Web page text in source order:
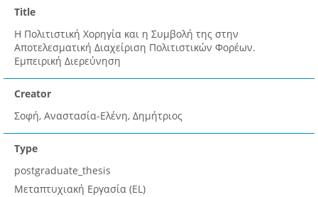
Title
Η Πολιτιστική Χορηγία και η Συμβολή της στην
Αποτελεσματική Διαχείριση Πολιτιστικών Φορέων.
Εμπειρική Διερεύνηση
Creator
Σοφή, Αναστασία-Ελένη, Δημήτριος
Type
postgraduate_thesis
Μεταπτυχιακή Εργασία (EL)